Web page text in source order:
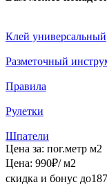
Клей универсальный
Разметочный
Правила
Рулетки
Шпатели
Цена за: пог.метр м2
Цена: 990₽/ м2
скидка и бонус до